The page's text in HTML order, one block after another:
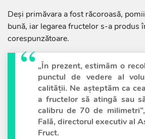
Deși primăvara a fost răcoroasă,
bună, iar legarea fructelor s-a produs
corespunzătoare.
„În prezent, estimăm o
punctul de vedere al
calității. Ne așteptăm ca
a fructelor să atingă sau
calibru de 70 de
Fală, directorul executiv al
Fruct.